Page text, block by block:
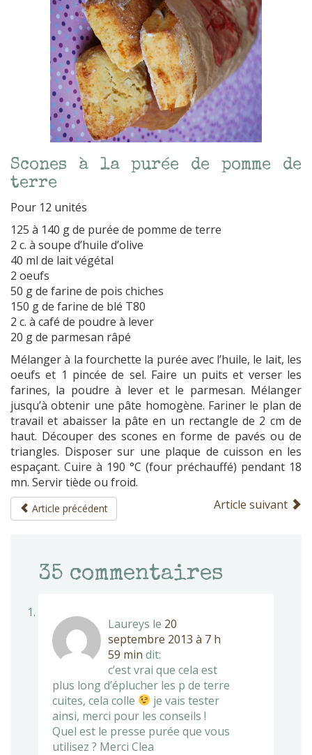
Scones à la purée de pomme de
terre
Pour 12 unités
125 à 140 g de purée de pomme de terre
2 c. à soupe d’huile d’olive
40 ml de lait végétal
2 oeufs
50 g de farine de pois chiches
150 g de farine de blé T80
2 c. à café de poudre à lever
20 g de parmesan râpé
Mélanger à la fourchette la purée avec l’huile, le lait, les
oeufs et 1 pincée de sel. Faire un puits et verser les
farines, la poudre à lever et le parmesan. Mélanger
jusqu’à obtenir une pâte homogène. Fariner le plan de
travail et abaisser la pâte en un rectangle de 2 cm de
haut. Découper des scones en forme de pavés ou de
triangles. Disposer sur une plaque de cuisson en les
espaçant. Cuire à 190 °C (four préchauffé) pendant 18
mn. Servir tiède ou froid.
Article précédent Article suivant
35 commentaires
Laureys le 20
septembre 2013 à 7 h
59 min dit:
c’est vrai que cela est
plus long d’éplucher les p de terre
cuites, cela colle
je vais tester
ainsi, merci pour les conseils !
Quel est le presse purée que vous
utilisez ? Merci Clea